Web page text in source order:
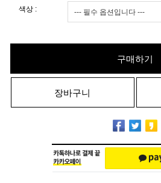
색상 :
구매하기
장바구니